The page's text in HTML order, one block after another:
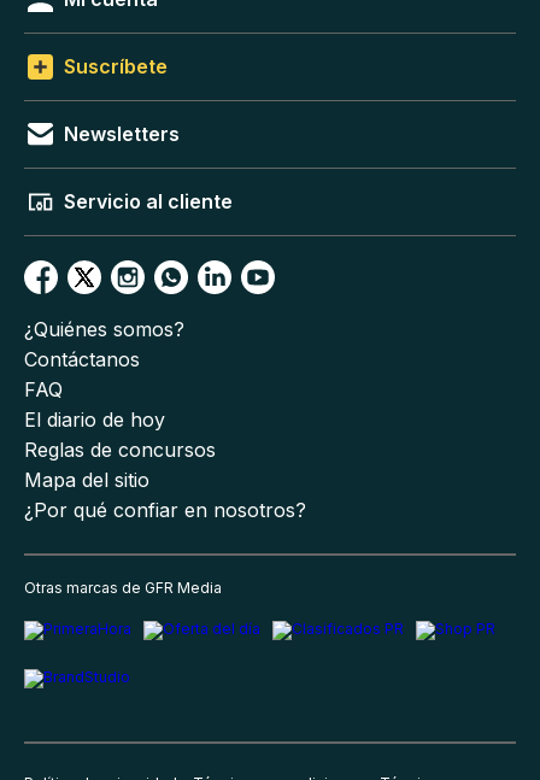
Suscríbete
Newsletters
Servicio al cliente
¿Quiénes somos?
Contáctanos
FAQ
El diario de hoy
Reglas de concursos
Mapa del sitio
¿Por qué confiar en nosotros?
Otras marcas de GFR Media